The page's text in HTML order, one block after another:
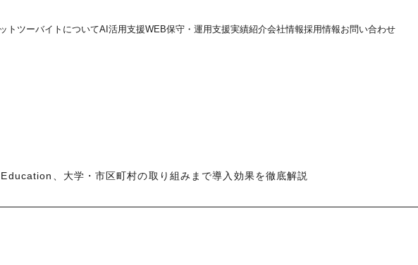
トツーバイトについてAI活用支援WEB保守・運用支援実績紹介会社情報採用情報お問い合わせ
、大学・市区町村の取り組みまで導入効果を徹底解説